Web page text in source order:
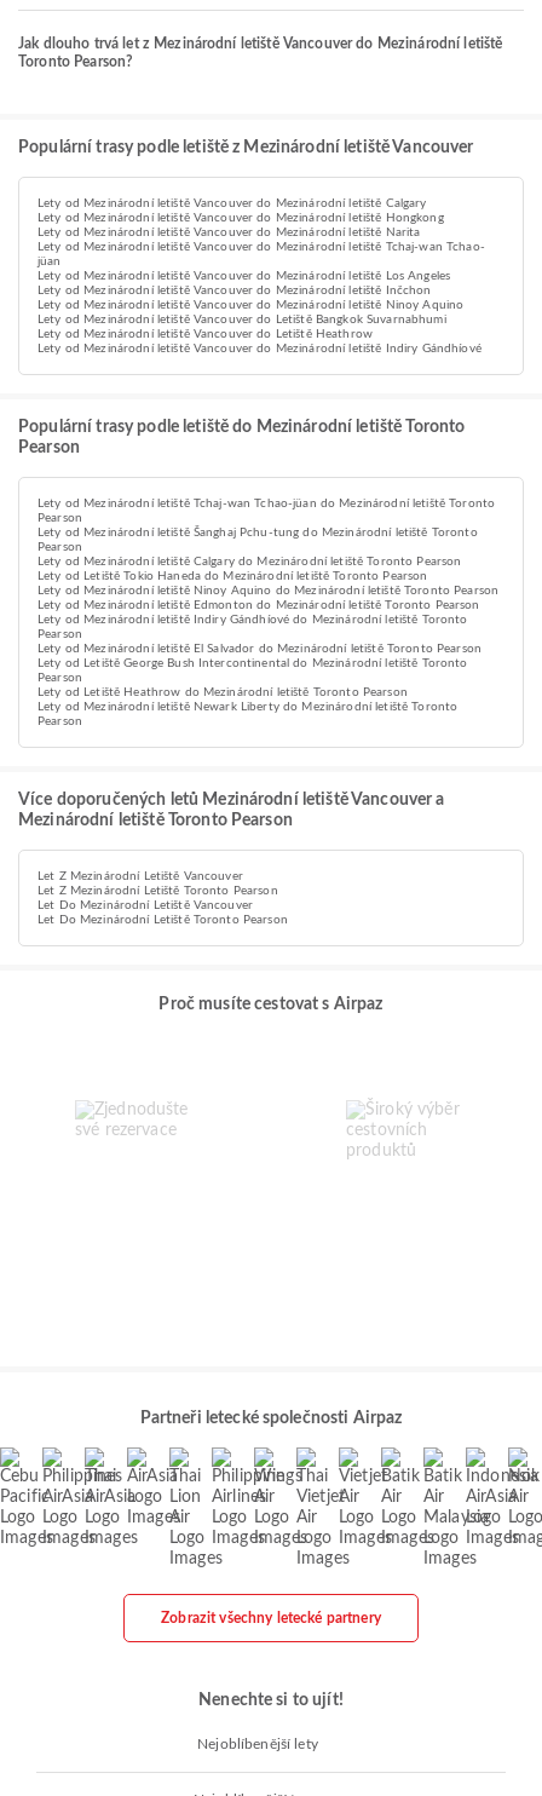
Jak dlouho trvá let z Mezinárodní letiště Vancouver do Mezinárodní letiště
Toronto Pearson?
Populární trasy podle letiště z Mezinárodní letiště Vancouver
Lety od Mezinárodní letiště Vancouver do Mezinárodní letiště Calgary
Lety od Mezinárodní letiště Vancouver do Mezinárodní letiště Hongkong
Lety od Mezinárodní letiště Vancouver do Mezinárodní letiště Narita
Lety od Mezinárodní letiště Vancouver do Mezinárodní letiště Tchaj-wan Tchao-
jüan
Lety od Mezinárodní letiště Vancouver do Mezinárodní letiště Los Angeles
Lety od Mezinárodní letiště Vancouver do Mezinárodní letiště Inčchon
Lety od Mezinárodní letiště Vancouver do Mezinárodní letiště Ninoy Aquino
Lety od Mezinárodní letiště Vancouver do Letiště Bangkok Suvarnabhumi
Lety od Mezinárodní letiště Vancouver do Letiště Heathrow
Lety od Mezinárodní letiště Vancouver do Mezinárodní letiště Indiry Gándhíové
Populární trasy podle letiště do Mezinárodní letiště Toronto
Pearson
Lety od Mezinárodní letiště Tchaj-wan Tchao-jüan do Mezinárodní letiště Toronto
Pearson
Lety od Mezinárodní letiště Šanghaj Pchu-tung do Mezinárodní letiště Toronto
Pearson
Lety od Mezinárodní letiště Calgary do Mezinárodní letiště Toronto Pearson
Lety od Letiště Tokio Haneda do Mezinárodní letiště Toronto Pearson
Lety od Mezinárodní letiště Ninoy Aquino do Mezinárodní letiště Toronto Pearson
Lety od Mezinárodní letiště Edmonton do Mezinárodní letiště Toronto Pearson
Lety od Mezinárodní letiště Indiry Gándhíové do Mezinárodní letiště Toronto
Pearson
Lety od Mezinárodní letiště El Salvador do Mezinárodní letiště Toronto Pearson
Lety od Letiště George Bush Intercontinental do Mezinárodní letiště Toronto
Pearson
Lety od Letiště Heathrow do Mezinárodní letiště Toronto Pearson
Lety od Mezinárodní letiště Newark Liberty do Mezinárodní letiště Toronto
Pearson
Více doporučených letů Mezinárodní letiště Vancouver a
Mezinárodní letiště Toronto Pearson
Let Z Mezinárodní Letiště Vancouver
Let Z Mezinárodní Letiště Toronto Pearson
Let Do Mezinárodní Letiště Vancouver
Let Do Mezinárodní Letiště Toronto Pearson
Proč musíte cestovat s Airpaz
Partneři letecké společnosti Airpaz
Zobrazit všechny letecké partnery
Nenechte si to ujít!
Nejoblíbenější lety